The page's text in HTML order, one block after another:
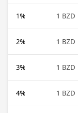
1% 1 BZD
2% 1 BZD
3% 1 BZD
4% 1 BZD